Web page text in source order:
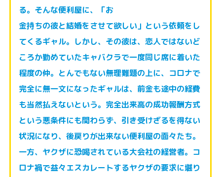
る。そんな便利屋に、「お
金持ちの彼と結婚をさせて欲しい」という依頼をし
てくるギャル。しかし、その彼は、恋人ではないど
ころか勤めていたキャバクラで一度同じ席に着いた
程度の仲。とんでもない無理難題の上に、コロナで
完全に無一文になったギャルは、前金も途中の経費
も当然払えないという。完全出来高の成功報酬方式
という悪条件にも関わらず、引き受けざるを得ない
状況になり、後戻りが出来ない便利屋の面々たち。
一方、ヤクザに恐喝されている大会社の経営者。コ
ロナ禍で益々エスカレートするヤクザの要求に堪り